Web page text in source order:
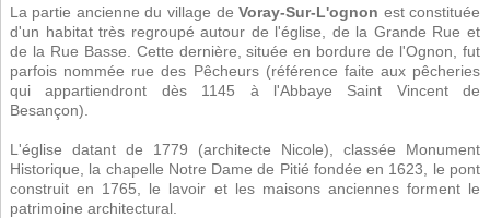
La partie ancienne du village de Voray-Sur-L'ognon est constituée
d'un habitat très regroupé autour de l'église, de la Grande Rue et
de la Rue Basse. Cette dernière, située en bordure de l'Ognon, fut
parfois nommée rue des Pêcheurs (référence faite aux pêcheries
qui appartiendront dès 1145 à l'Abbaye Saint Vincent de
Besançon).
L'église datant de 1779 (architecte Nicole), classée Monument
Historique, la chapelle Notre Dame de Pitié fondée en 1623, le pont
construit en 1765, le lavoir et les maisons anciennes forment le
patrimoine architectural.